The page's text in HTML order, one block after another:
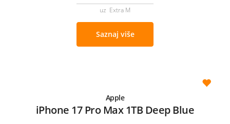
uz Extra M
Saznaj više
Apple
iPhone 17 Pro Max 1TB Deep Blue